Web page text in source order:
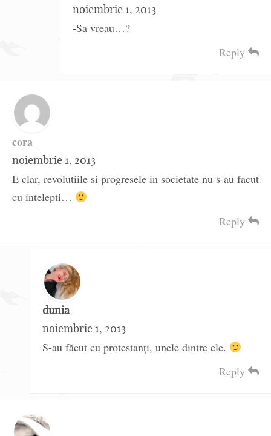
noiembrie 1, 2013
-Sa vreau…?
Reply
cora_
noiembrie 1, 2013
E clar, revolutiile si progresele in societate nu s-au facut
cu intelepti…
Reply
dunia
noiembrie 1, 2013
S-au făcut cu protestanți, unele dintre ele.
Reply